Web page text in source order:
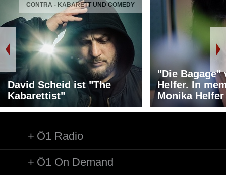
CONTRA - KABARETT UND COMEDY
David Scheid ist "The
Kabarettist"
"Die Bagage"
Helfer. In
Monika Helfer
Ö1 Radio
Ö1 On Demand